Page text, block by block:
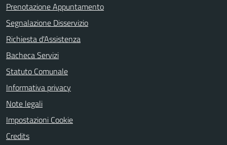
Prenotazione Appuntamento
Segnalazione Disservizio
Richiesta d'Assistenza
Bacheca Servizi
Statuto Comunale
Informativa privacy
Note legali
Impostazioni Cookie
Credits